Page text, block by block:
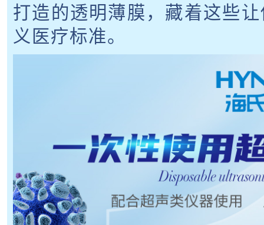
打造的透明薄膜，藏着这些
义医疗标准。